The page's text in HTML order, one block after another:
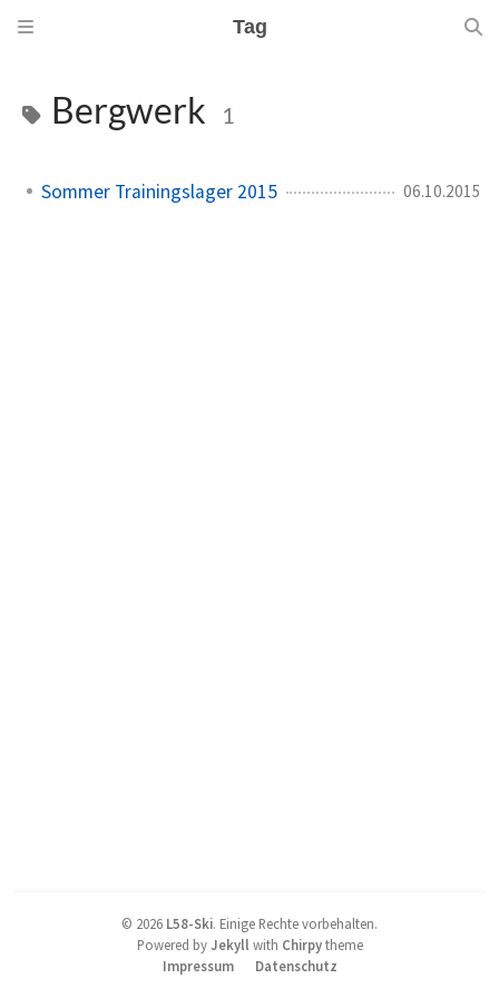
Tag
Bergwerk 1
Sommer Trainingslager 2015 06.10.2015
© 2026 L58-Ski. Einige Rechte vorbehalten.
Powered byJekyll with Chirpytheme
Impressum
Datenschutz